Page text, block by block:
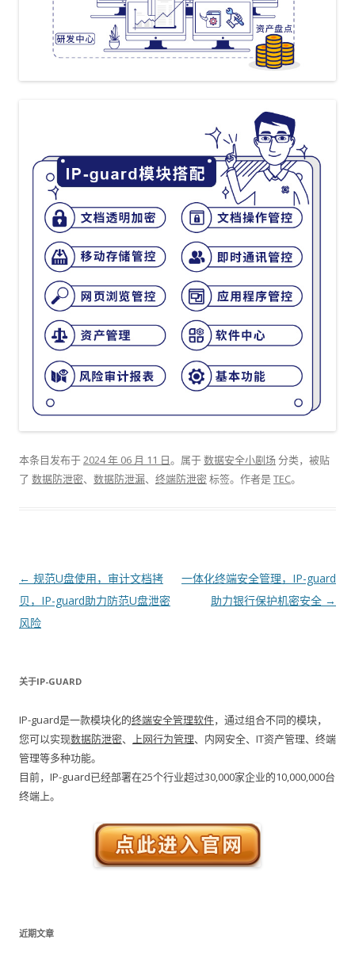
本条目发布于2024 年 06 月 11 日。属于数据安全小剧场分类，被贴
了 数据防泄密、 数据防泄漏、 终端防泄密标签。 作者是TEC。
文章导航
← 规范U盘使用，审计文档拷
贝，IP-guard助力防范U盘泄密
风险
一体化终端安全管理，IP-guard
助力银行保护机密安全 →
关于IP-GUARD
IP-guard是一款模块化的终端安全管理软件，通过组合不同的模块，
您可以实现数据防泄密、 上网行为管理、内网安全、IT资产管理、终端
管理等多种功能。
目前，IP-guard已经部署在25个行业超过30,000家企业的10,000,000台
终端上。
近期文章